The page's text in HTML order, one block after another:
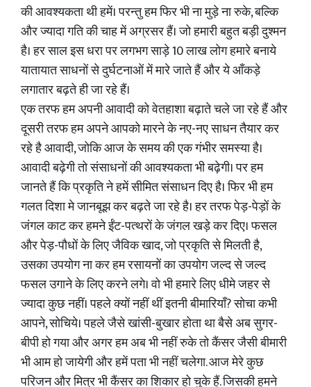
की आवश्यकता थी हमें। परन्तु हम फिर भी ना मुड़े ना रुके, बल्कि
और ज्यादा गति की चाह में अग्रसर हैं। जो हमारी बहुत बड़ी दुश्मन
है। हर साल इस धरा पर लगभग साड़े 10 लाख लोग हमारे बनाये
यातायात साधनों से दुर्घटनाओं में मारे जाते हैं और ये आँकड़े
लगातार बढ़ते ही जा रहे हैं।
एक तरफ हम अपनी आवादी को वेतहाशा बढ़ाते चले जा रहे हैं और
दूसरी तरफ हम अपने आपको मारने के नए-नए साधन तैयार कर
रहे है आवादी, जोकि आज के समय की एक गंभीर समस्या है।
आवादी बढ़ेगी तो संसाधनों की आवश्यकता भी बढ़ेगी। पर हम
जानते हैं कि प्रकृति ने हमें सीमित संसाधन दिए है। फिर भी हम
गलत दिशा मे जानबूझ कर बढ़ते जा रहे है। हर तरफ पेड़-पेड़ों के
जंगल काट कर हमने ईंट-पत्थरों के जंगल खड़े कर दिए। फसल
और पेड़-पौधों के लिए जैविक खाद, जो प्रकृति से मिलती है,
उसका उपयोग ना कर हम रसायनों का उपयोग जल्द से जल्द
फसल उगाने के लिए करने लगे। वो भी हमारे लिए धीमे जहर से
ज्यादा कुछ नहीं। पहले क्यों नहीं थीं इतनी बीमारियाँ? सोचा कभी
आपने, सोचिये। पहले जैसे खांसी-बुखार होता था बैसे अब सुगर-
बीपी हो गया और अगर हम अब भी नहीं रुके तो कैंसर जैसी बीमारी
भी आम हो जायेगी और हमें पता भी नहीं चलेगा. आज मेरे कुछ
परिजन और मित्र भी कैंसर का शिकार हो चुके हैं. जिसकी हमने